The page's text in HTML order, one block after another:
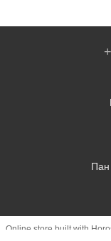
Пан
Online store built with